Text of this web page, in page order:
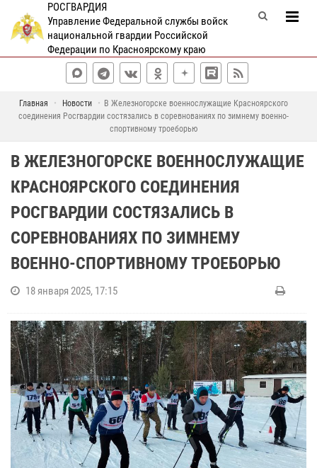
РОСГВАРДИЯ
Управление Федеральной службы войск
национальной гвардии Российской
Федерации по Красноярскому краю
Главная Новости
В Железногорске военнослужащие Красноярского
соединения Росгвардии состязались в соревнованиях по зимнему военно-
спортивному троеборью
В ЖЕЛЕЗНОГОРСКЕ ВОЕННОСЛУЖАЩИЕ
КРАСНОЯРСКОГО СОЕДИНЕНИЯ
РОСГВАРДИИ СОСТЯЗАЛИСЬ В
СОРЕВНОВАНИЯХ ПО ЗИМНЕМУ
ВОЕННО-СПОРТИВНОМУ ТРОЕБОРЬЮ
18 января 2025, 17:15